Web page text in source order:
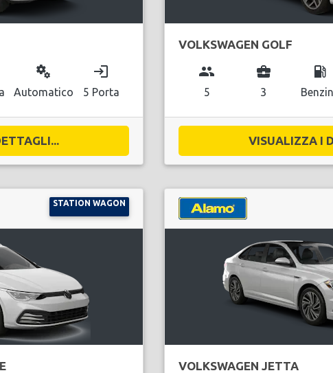
miscellaneous_services
Automatico
login
5 Porta
VOLKSWAGEN GOLF
group
5
business_center
3
local_gas_station
VISUALIZZA I
STATION WAGON
VOLKSWAGEN JETTA